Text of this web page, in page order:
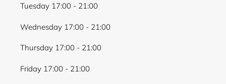
Tuesday 17:00 - 21:00
Wednesday 17:00 - 21:00
Thursday 17:00 - 21:00
Friday 17:00 - 21:00